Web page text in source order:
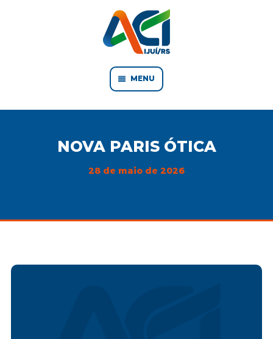
MENU
NOVA PARIS ÓTICA
28 de maio de 2026